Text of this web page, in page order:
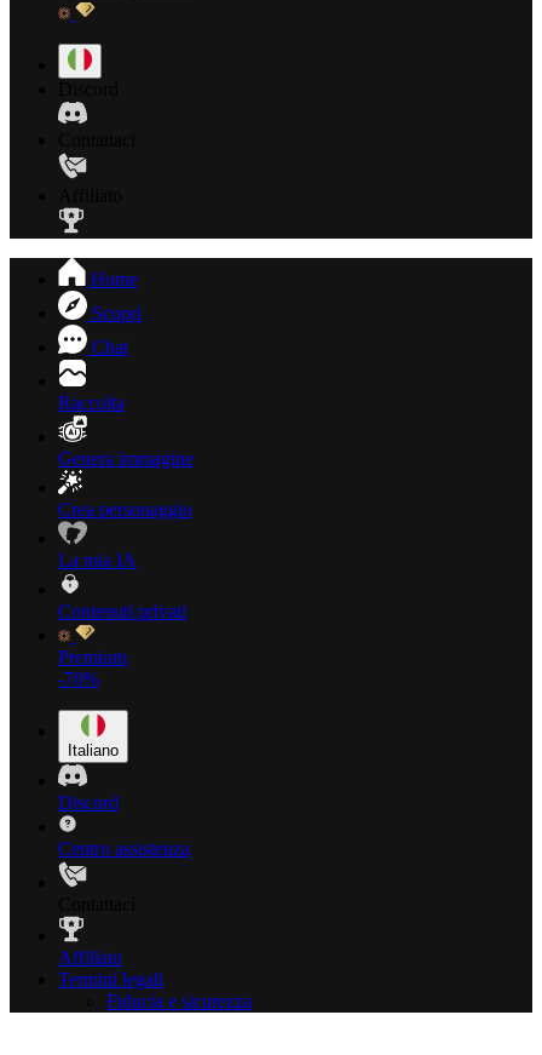
Home
Scopri
Chat
Raccolta
Genera immagine
Crea personaggio
La mia IA
Contenuti privati
Premium
-70%
Italiano
Discord
Centro assistenza
Affiliato
Termini legali
Fiducia e sicurezza